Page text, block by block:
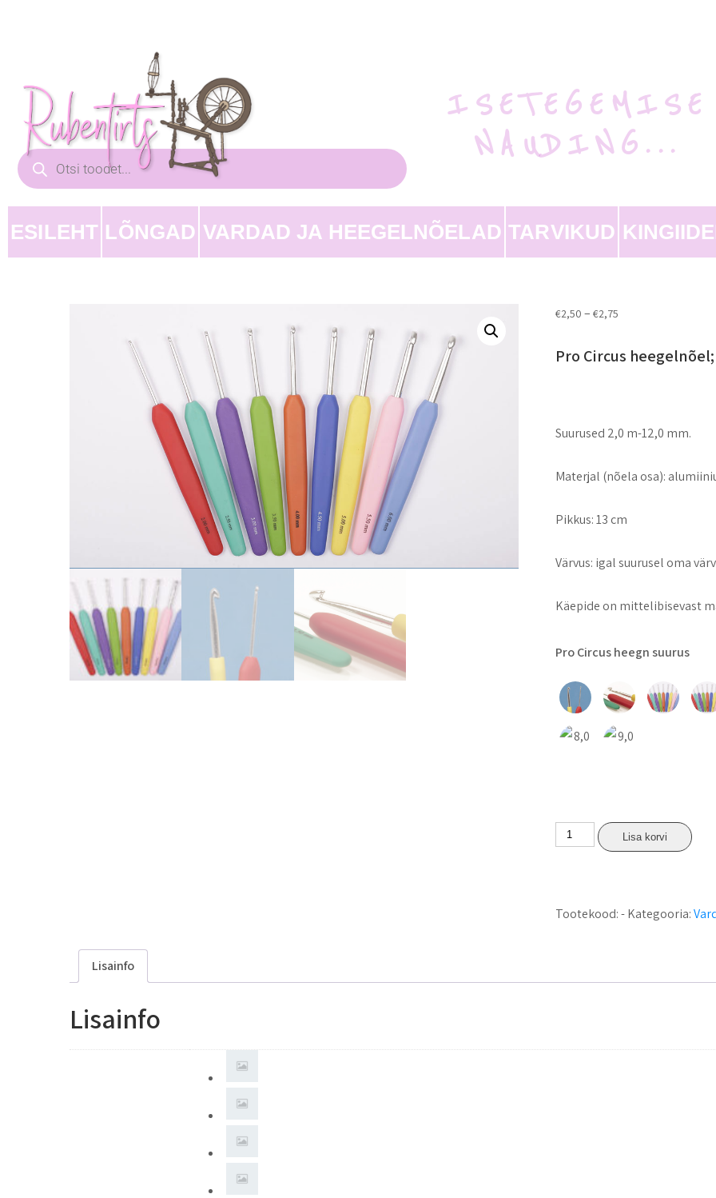
ISETEGEMISE
NAUDING...
ESILEHT LÕNGAD VARDAD JA HEEGELNÕELAD TARVIKUD
€2,50 – €2,75
Pro Circus
Suurused 2,0 m-12,0 mm.
Materjal (nõela osa):
Pikkus: 13 cm
Värvus: igal suurusel oma värv
Käepide on mittelibisevast
Pro Circus heegn suurus
Lisa korvi
Tootekood:-Kategooria:
Lisainfo
Lisainfo